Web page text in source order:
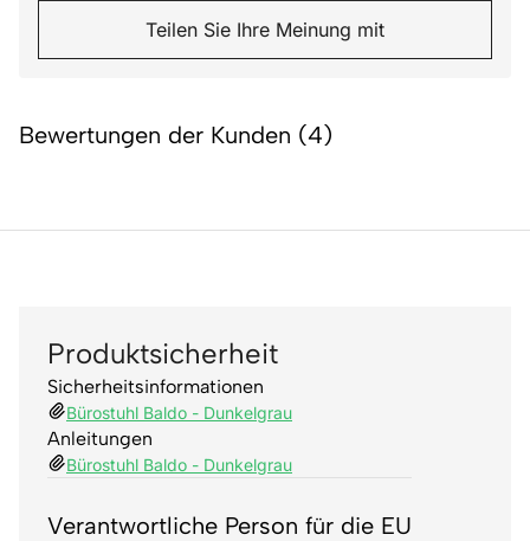
Teilen Sie Ihre Meinung mit
Bewertungen der Kunden (4)
Produktsicherheit
Sicherheitsinformationen
Bürostuhl Baldo - Dunkelgrau
Anleitungen
Bürostuhl Baldo - Dunkelgrau
Verantwortliche Person für die EU